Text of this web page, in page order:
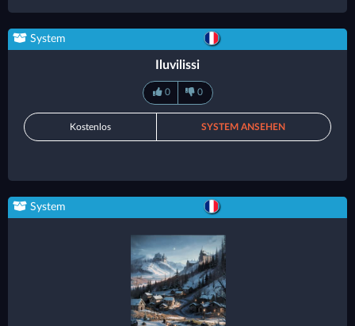
System
Iluvilissi
0 0
Kostenlos SYSTEM ANSEHEN
System